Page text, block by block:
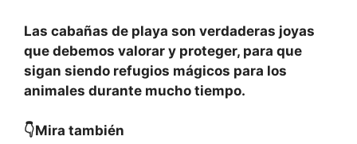
Las cabañas de playa son verdaderas joyas
que debemos valorar y proteger, para que
sigan siendo refugios mágicos para los
animales durante mucho tiempo.
👇Mira también